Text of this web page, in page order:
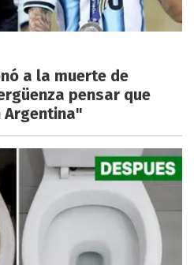
a la muerte de
pensar que
Argentina"